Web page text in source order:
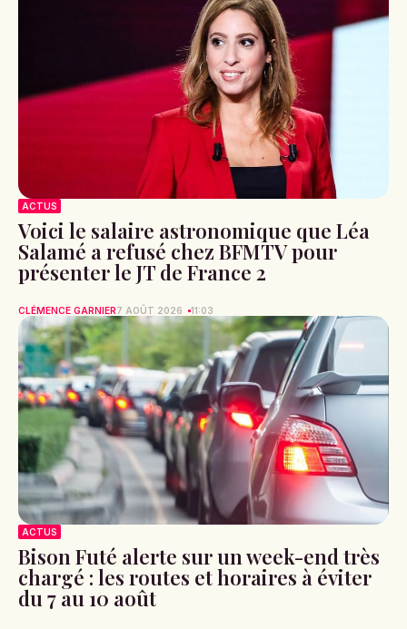
ACTUS
Voici le salaire astronomique que Léa
Salamé a refusé chez BFMTV pour
présenter le JT de France 2
CLÉMENCE GARNIER7 AOÛT 2026 11:03
ACTUS
Bison Futé alerte sur un week-end très
chargé : les routes et horaires à éviter
du 7 au 10 août